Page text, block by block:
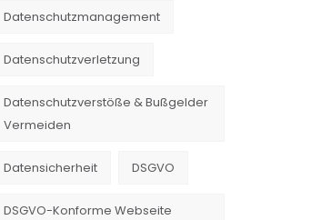
Datenschutzmanagement
Datenschutzverletzung
Datenschutzverstöße & Bußgelder
Vermeiden
Datensicherheit DSGVO
DSGVO-Konforme Webseite